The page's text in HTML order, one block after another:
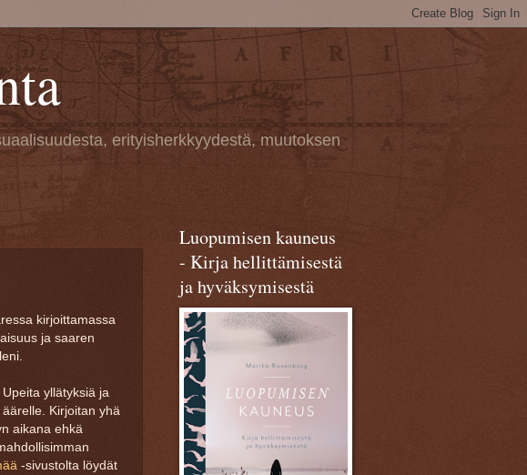
erityisherkkyydestä, muutoksen
kirjoittamassa
ja saaren
yllätyksiä ja
Kirjoitan yhä
aikana ehkä
-sivustolta löydät
Luopumisen kauneus
- Kirja hellittämisestä
ja hyväksymisestä